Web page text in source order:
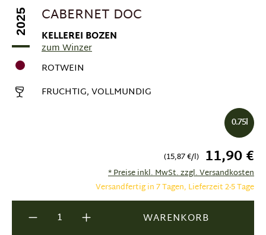
2025 CABERNET DOC
KELLEREI BOZEN
zum Winzer
ROTWEIN
FRUCHTIG, VOLLMUNDIG
11,90 €
(15,87 €/l)
* Preise inkl. MwSt. zzgl. Versandkosten
Versandfertig in 7 Tagen, Lieferzeit 2-5 Tage
0.75l
Produkt Anzahl: Gib den gewünschten
WARENKORB